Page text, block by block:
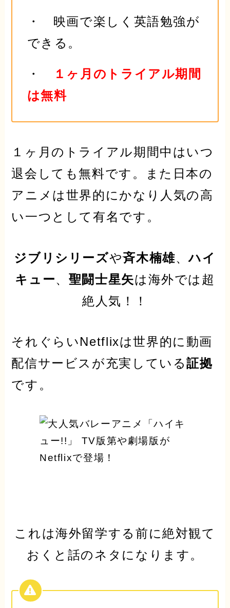
・ 映画で楽しく英語勉強が
できる。
・
１ヶ月のトライアル期間
は無料
１ヶ月のトライアル期間中はいつ
退会しても無料です。また 日本の
アニメ は世界的にかなり人気の高
い一つとして有名です。
ジブリシリーズや斉木楠雄、ハイ
キュー、 聖闘士星矢は海外では超
絶人気！！
それぐらいNetflixは世界的に動画
配信サービス が充実している証拠
です。
これは海外留学する前に絶対観て
おくと話のネタになります。